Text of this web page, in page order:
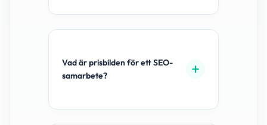
Vad är prisbilden för ett SEO-
samarbete?